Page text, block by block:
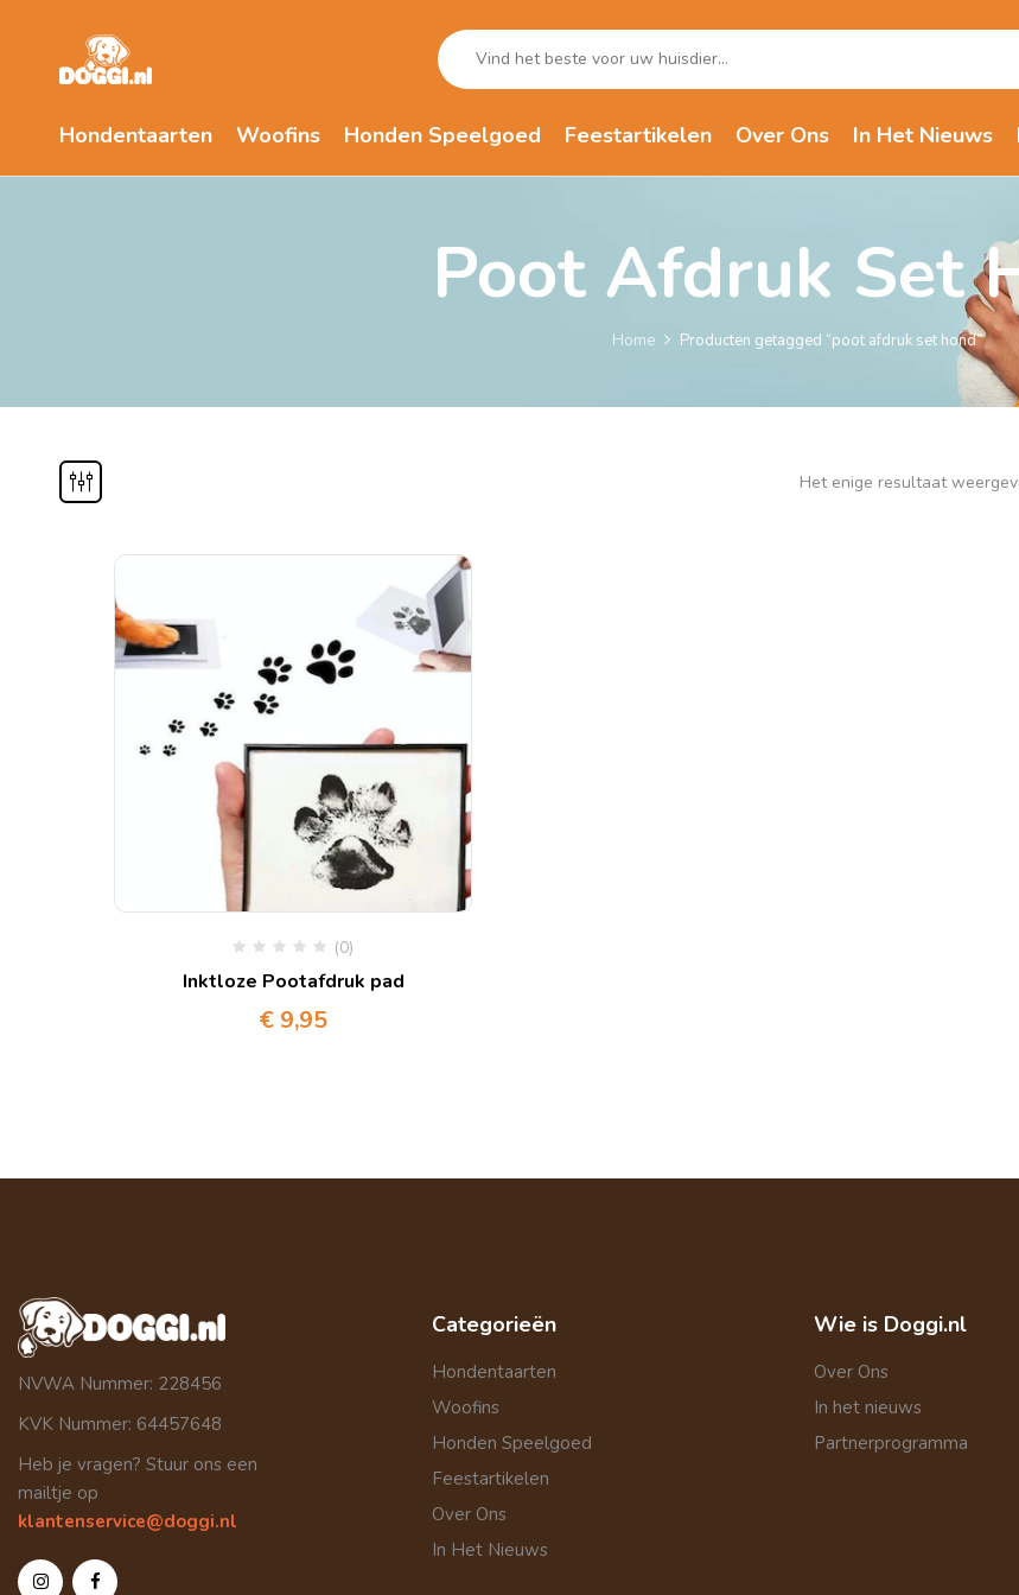
Hondentaarten Woofins Honden Speelgoed Feestartikelen Over Ons In Het Nieuws
Poot Afdruk Set
Home Producten getagged “poot afdruk set hond”
Het enige resultaat
(0)
Inktloze Pootafdruk pad
€ 9,95
NVWA Nummer: 228456
KVK Nummer: 64457648
Heb je vragen? Stuur ons een
mailtje op
klantenservice@doggi.nl
Categorieën
Hondentaarten
Woofins
Honden Speelgoed
Feestartikelen
Over Ons
In Het Nieuws
Wie is Doggi.nl
Over Ons
In het nieuws
Partnerprogramma